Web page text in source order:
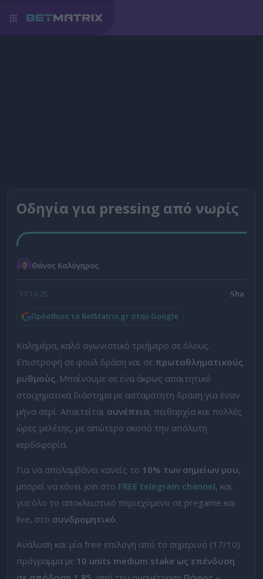
Οδηγία για pressing από νωρίς
Θάνος Καλόγηρος
17.10.25
Πρόσθεσε το BetMatrix.gr στην Google
Καλημέρα, καλό αγωνιστικό τριήμερο σε όλους.
Επιστροφή σε φουλ δράση και σε πρωταθληματικούς
ρυθμούς. Μπαίνουμε σε ένα άκρως απαιτητικό
στοιχηματικά διάστημα με ασταμάτητη δράση για έναν
μήνα σερί. Απαιτείται συνέπεια, πειθαρχία και πολλές
ώρες μελέτης, με απώτερο σκοπό την απόλυτη
κερδοφορία.
Για να απολαμβάνει κανείς το 10% των σημείων μου,
μπορεί να κάνει join στο FREE telegram channel, και
για όλο το αποκλειστικό περιεχόμενο σε pregame και
live, στο συνδρομητικό.
Ανάλυση και μία free επιλογή από το σημερινό (17/10)
πρόγραμμα με 10 units medium stake ως επένδυση